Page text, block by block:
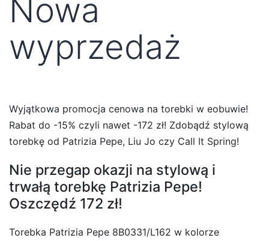
Nowa
wyprzedaż
Wyjątkowa promocja cenowa na torebki w eobuwie!
Rabat do -15% czyli nawet -172 zł! Zdobądź stylową
torebkę od Patrizia Pepe, Liu Jo czy Call It Spring!
Nie przegap okazji na stylową i
trwałą torebkę Patrizia Pepe!
Oszczędź 172 zł!
Torebka Patrizia Pepe 8B0331/L162 w kolorze